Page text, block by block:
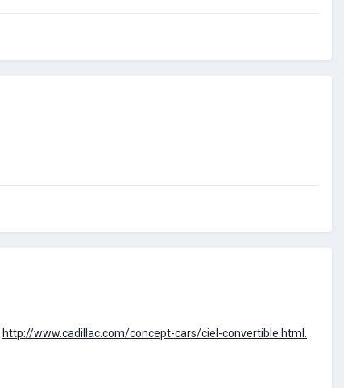
http://www.cadillac.com/concept-cars/ciel-convertible.html.